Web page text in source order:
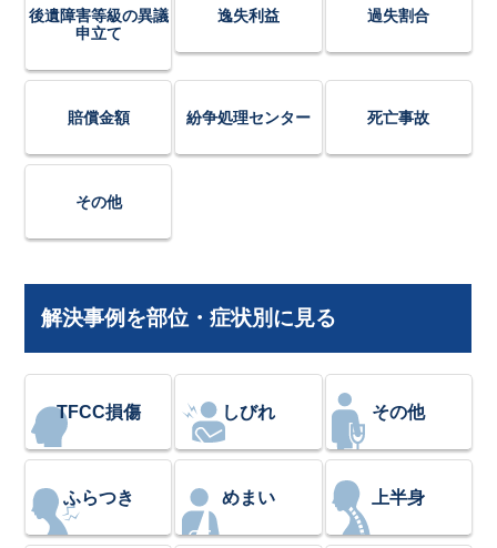
後遺障害等級の異議
申立て
逸失利益 過失割合
賠償金額 紛争処理センター 死亡事故
その他
解決事例を部位・症状別に見る
TFCC損傷 しびれ その他
ふらつき めまい 上半身